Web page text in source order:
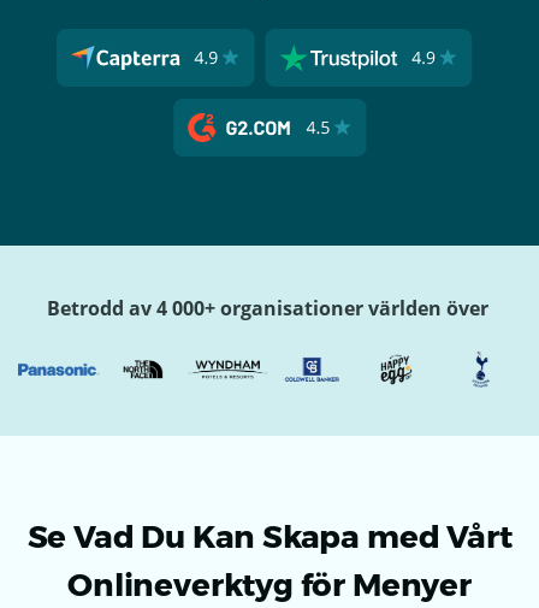
Betrodd av 4 000+ organisationer världen över
Se Vad Du Kan Skapa med Vårt
Onlineverktyg för Menyer